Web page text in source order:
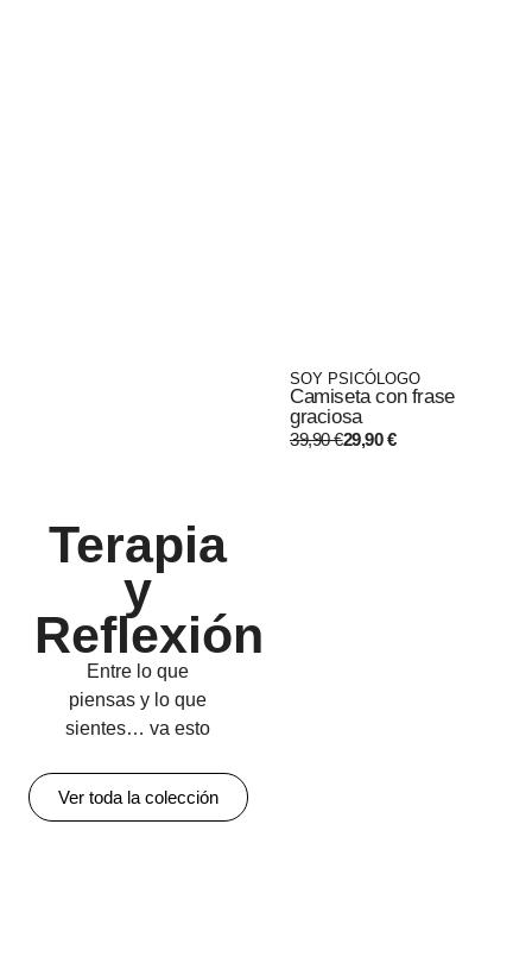
SOY PSICÓLOGO
Camiseta con frase
graciosa
39,90€29,90€
Terapia
y
Reflexión
Entre lo que
piensas y lo que
sientes… va esto
Ver toda la colección